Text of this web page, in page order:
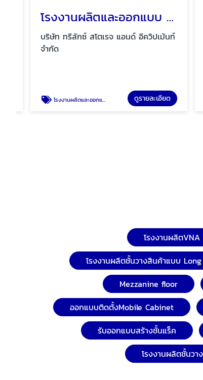
โรงงานผลิตและออกแบบ Drive in pallet rack
บริษัท ทรีลักซ์ สโตเรจ แอนด์ อีควิปเม้นท์
จำกัด
โรงงานผลิตและออกแบบ Drive in pallet rack ดูรายละเอียด
บ
จ
โรงงานผลิตVNA
โรงงานผลิตชั้นวางสินค้าแบบ
Mezzanine floor
ออกแบบติดตั้งMobile Cabinet
รับออกแบบสร้างชั้นแร็ค
โรงงานผลิตชั้นวา